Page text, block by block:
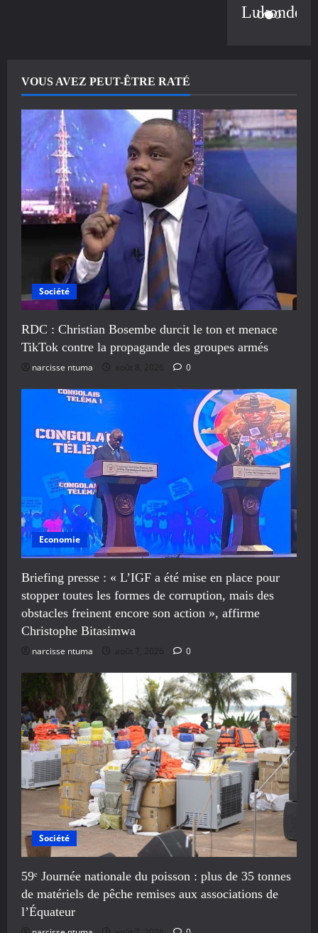
Lukonde
VOUS AVEZ PEUT-ÊTRE RATÉ
Société
RDC : Christian Bosembe durcit le ton et menace
TikTok contre la propagande des groupes armés
narcisse ntuma août 8, 2026 0
Economie
Briefing presse : « L’IGF a été mise en place pour
stopper toutes les formes de corruption, mais des
obstacles freinent encore son action », affirme
Christophe Bitasimwa
narcisse ntuma août 7, 2026 0
Société
59ᵉ Journée nationale du poisson : plus de 35 tonnes
de matériels de pêche remises aux associations de
l’Équateur